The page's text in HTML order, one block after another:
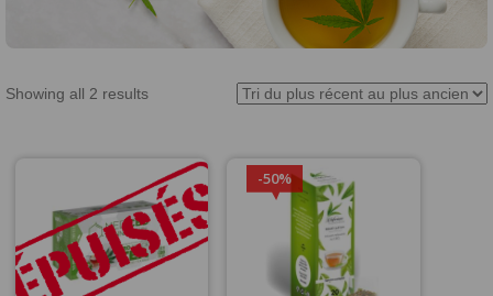
Showing all 2 results
50%